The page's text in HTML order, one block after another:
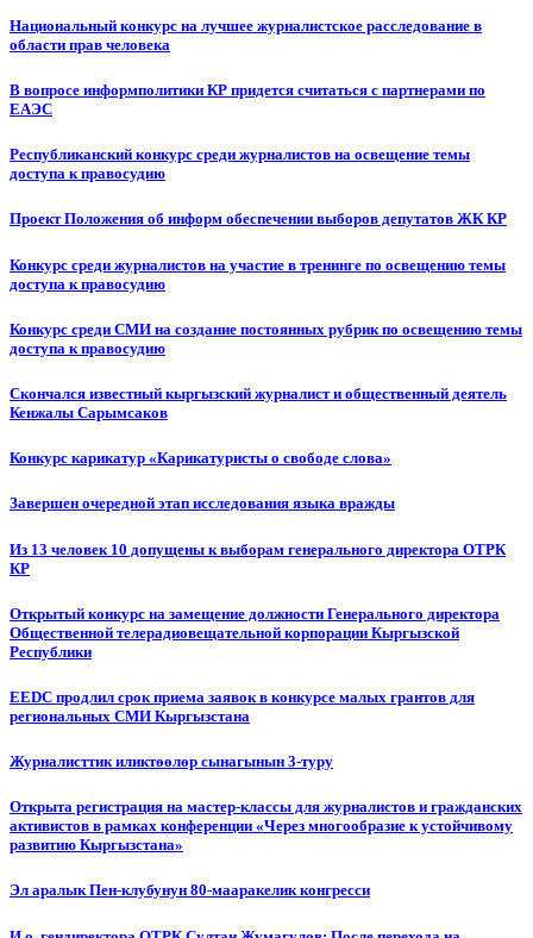
Национальный конкурс на лучшее журналистское расследование в
области прав человека
В вопросе информполитики КР придется считаться с партнерами по
ЕАЭС
Республиканский конкурс среди журналистов на освещение темы
доступа к правосудию
Проект Положения об информ обеспечении выборов депутатов ЖК КР
Конкурс среди журналистов на участие в тренинге по освещению темы
доступа к правосудию
Конкурс среди СМИ на создание постоянных рубрик по освещению темы
доступа к правосудию
Скончался известный кыргызский журналист и общественный деятель
Кенжалы Сарымсаков
Конкурс карикатур «Карикатуристы о свободе слова»
Завершен очередной этап исследования языка вражды
Из 13 человек 10 допущены к выборам генерального директора ОТРК
КР
Открытый конкурс на замещение должности Генерального директора
Общественной телерадиовещательной корпорации Кыргызской
Республики
EEDC продлил срок приема заявок в конкурсе малых грантов для
региональных СМИ Кыргызстана
Журналисттик иликтөөлөр сынагынын 3-туру
Открыта регистрация на мастер-классы для журналистов и гражданских
активистов в рамках конференции «Через многообразие к устойчивому
развитию Кыргызстана»
Эл аралык Пен-клубунун 80-мааракелик конгресси